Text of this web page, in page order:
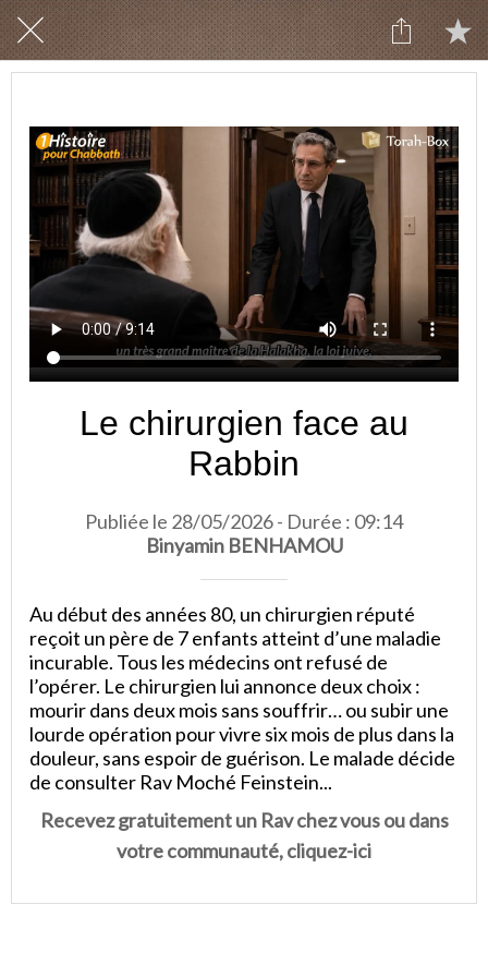
Le chirurgien face au
Rabbin
Publiée le 28/05/2026 - Durée : 09:14
Binyamin BENHAMOU
Au début des années 80, un chirurgien réputé
reçoit un père de 7 enfants atteint d’une maladie
incurable. Tous les médecins ont refusé de
l’opérer. Le chirurgien lui annonce deux choix :
mourir dans deux mois sans souffrir… ou subir une
lourde opération pour vivre six mois de plus dans la
douleur, sans espoir de guérison. Le malade décide
de consulter Rav Moché Feinstein...
Recevez gratuitement un Rav chez vous ou dans
votre communauté, cliquez-ici